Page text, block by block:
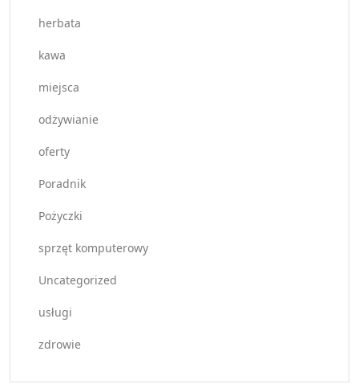
herbata
kawa
miejsca
odżywianie
oferty
Poradnik
Pożyczki
sprzęt komputerowy
Uncategorized
usługi
zdrowie